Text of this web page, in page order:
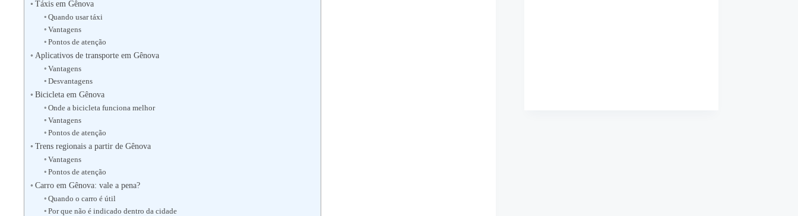
Táxis em Gênova
Quando usar táxi
Vantagens
Pontos de atenção
Aplicativos de transporte em Gênova
Vantagens
Desvantagens
Bicicleta em Gênova
Onde a bicicleta funciona melhor
Vantagens
Pontos de atenção
Trens regionais a partir de Gênova
Vantagens
Pontos de atenção
Carro em Gênova: vale a pena?
Quando o carro é útil
Por que não é indicado dentro da cidade